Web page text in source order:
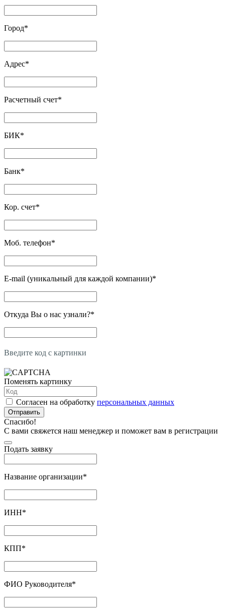
Город*
Адрес*
Расчетный счет*
БИК*
Банк*
Кор. счет*
Моб. телефон*
E-mail (уникальный для каждой компании)*
Откуда Вы о нас узнали?*
Введите код с картинки
Поменять картинку
Согласен на обработку персональных данных
Отправить
Спасибо!
С вами свяжется наш менеджер и поможет вам в регистрации
Подать заявку
Название организации*
ИНН*
КПП*
ФИО Руководителя*